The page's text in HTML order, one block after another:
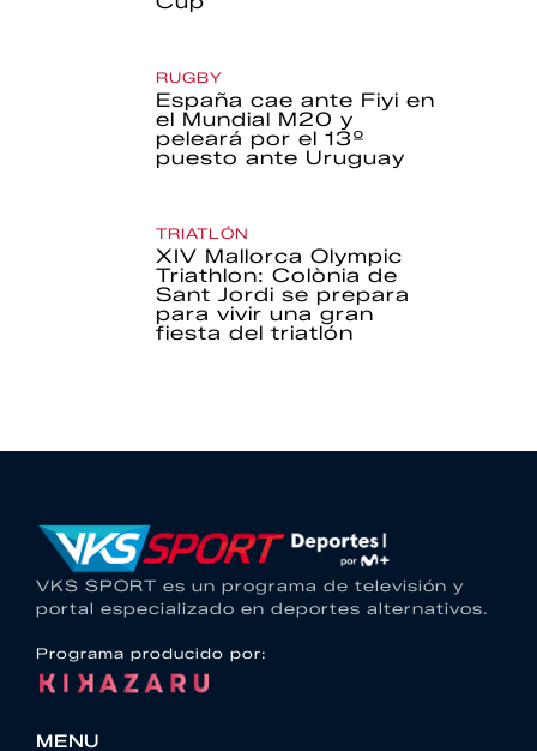
RUGBY
España cae ante Fiyi en
el Mundial M20 y
peleará por el 13º
puesto ante Uruguay
TRIATLÓN
XIV Mallorca Olympic
Triathlon: Colònia de
Sant Jordi se prepara
para vivir una gran
fiesta del triatlón
VKS SPORT es un programa de televisión y
portal especializado en deportes alternativos.
Programa producido por:
MENU